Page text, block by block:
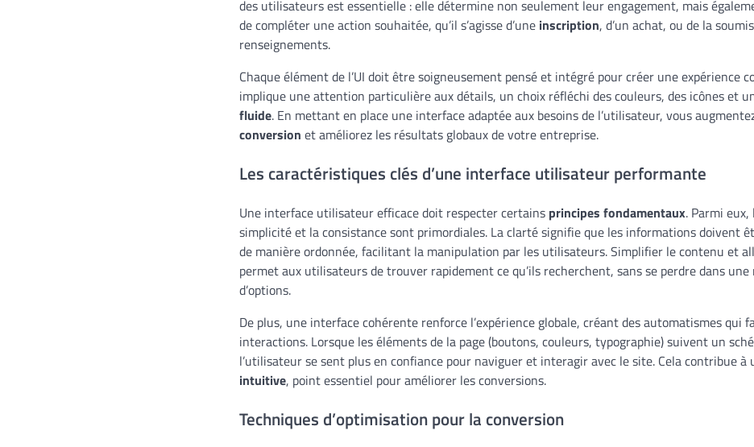
des utilisateurs est essentielle : elle détermine non seulement leur engagement, mais
de compléter une action souhaitée, qu’il s’agisse d’une inscription, d’un achat, ou de la
renseignements.
Chaque élément de l’UI doit être soigneusement pensé et intégré pour créer une expérience
implique une attention particulière aux détails, un choix réfléchi des couleurs, des icônes et
fluide. En mettant en place une interface adaptée aux besoins de l’utilisateur, vous
conversion et améliorez les résultats globaux de votre entreprise.
Les caractéristiques clés d’une interface utilisateur performante
Une interface utilisateur efficace doit respecter certains principes fondamentaux. Parmi
simplicité et la consistance sont primordiales. La clarté signifie que les informations doivent
de manière ordonnée, facilitant la manipulation par les utilisateurs. Simplifier le contenu et
permet aux utilisateurs de trouver rapidement ce qu’ils recherchent, sans se perdre dans
d’options.
De plus, une interface cohérente renforce l’expérience globale, créant des automatismes qui
interactions. Lorsque les éléments de la page (boutons, couleurs, typographie) suivent un
l’utilisateur se sent plus en confiance pour naviguer et interagir avec le site. Cela contribue à
intuitive, point essentiel pour améliorer les conversions.
Techniques d’optimisation pour la conversion